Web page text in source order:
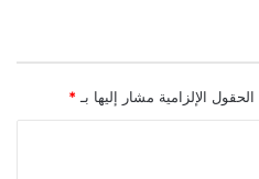
الحقول الإلزامية مشار إليها بـ *